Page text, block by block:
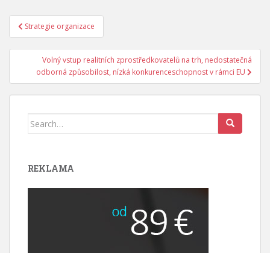
Navigace
pro
příspěvek
Strategie organizace
Volný vstup realitních zprostředkovatelů na trh, nedostatečná
odborná způsobilost, nízká konkurenceschopnost v rámci EU
Search
REKLAMA